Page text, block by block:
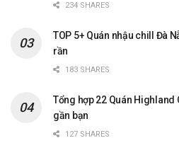
234 SHARES
TOP 5+ Quán nhậu chill Đà
rần
183 SHARES
Tổng hợp 22 Quán
gần bạn
127 SHARES